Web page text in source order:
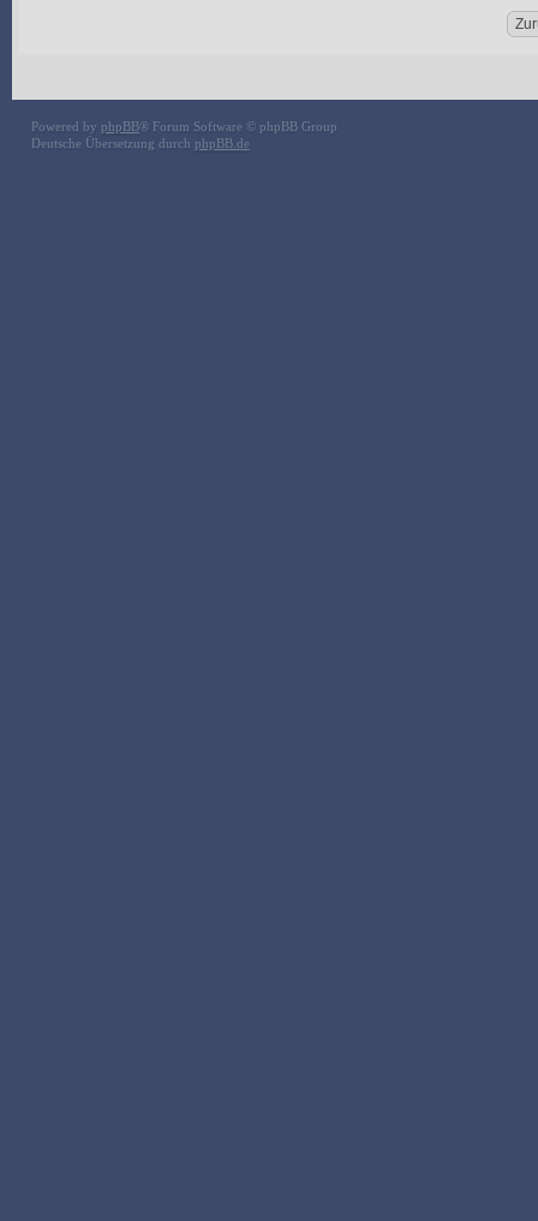
Powered by phpBB® Forum Software © phpBB Group
Deutsche Übersetzung durch phpBB.de